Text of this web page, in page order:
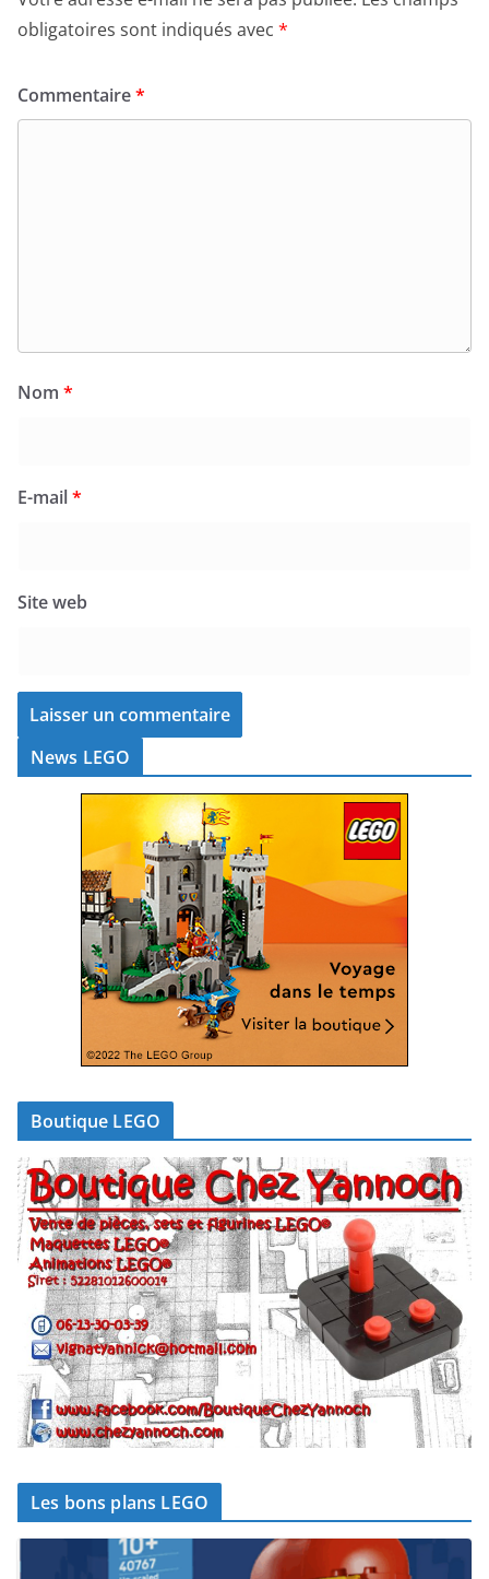
obligatoires sont indiqués avec *
Commentaire*
Nom *
E-mail*
Site web
News LEGO
Boutique LEGO
Les bons plans LEGO